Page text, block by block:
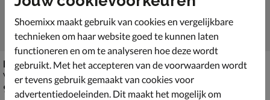
Dr. Martens Wonder Balsam
Verzorgingsproducten
€ 9,99
9
Dr. Martens Shoe Care Kit
Verzorgingsproducten
19
Shoemixx maakt gebruik van cookies en vergelijkbare
technieken om haar website goed te kunnen laten
functioneren en om te analyseren hoe deze wordt
gebruikt. Met het accepteren van de voorwaarden wordt
er tevens gebruik gemaakt van cookies voor
advertentiedoeleinden. Dit maakt het mogelijk om